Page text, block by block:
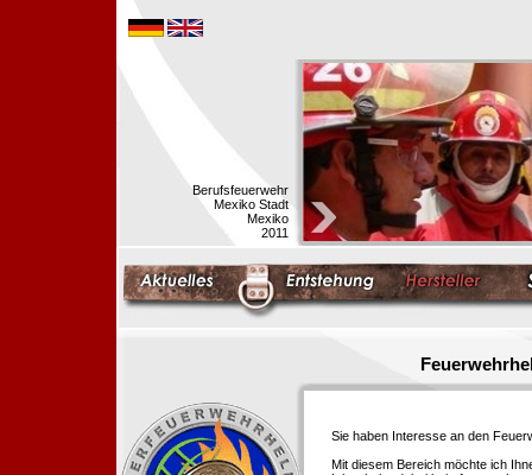
Berufsfeuerwehr
Mexiko Stadt
Mexiko
2011
Sie haben Interesse an den
Mit diesem Bereich möchte ich